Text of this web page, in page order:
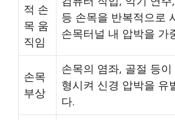
적 손
목 움
직임
등 손목을 반복적으로
손목터널 내 압박을 가
손목
부상
손목의 염좌, 골절 등
형시켜 신경 압박을 유
다.